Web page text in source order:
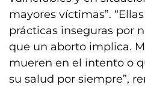
mayores víctimas”.
prácticas inseguras por
que un aborto implica.
mueren en el intento o
su salud por siempre”,